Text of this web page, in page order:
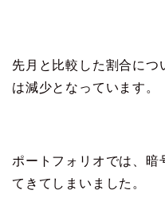
先月と比較した割合に
は減少となっています。
ポートフォリオでは、暗
てきてしまいました。